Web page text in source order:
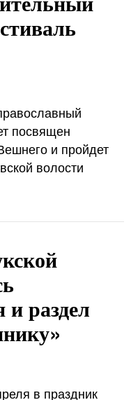
посвящен
и пройдет
волости
и раздел
в праздник